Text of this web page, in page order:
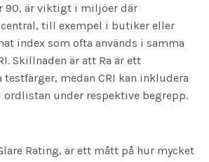
90, är viktigt i miljöer där
till exempel i butiker eller
index som ofta används i samma
Skillnaden är att Ra är ett
testfärger, medan CRI kan inkludera
ordlistan under respektive begrepp.
Rating, är ett mått på hur mycket